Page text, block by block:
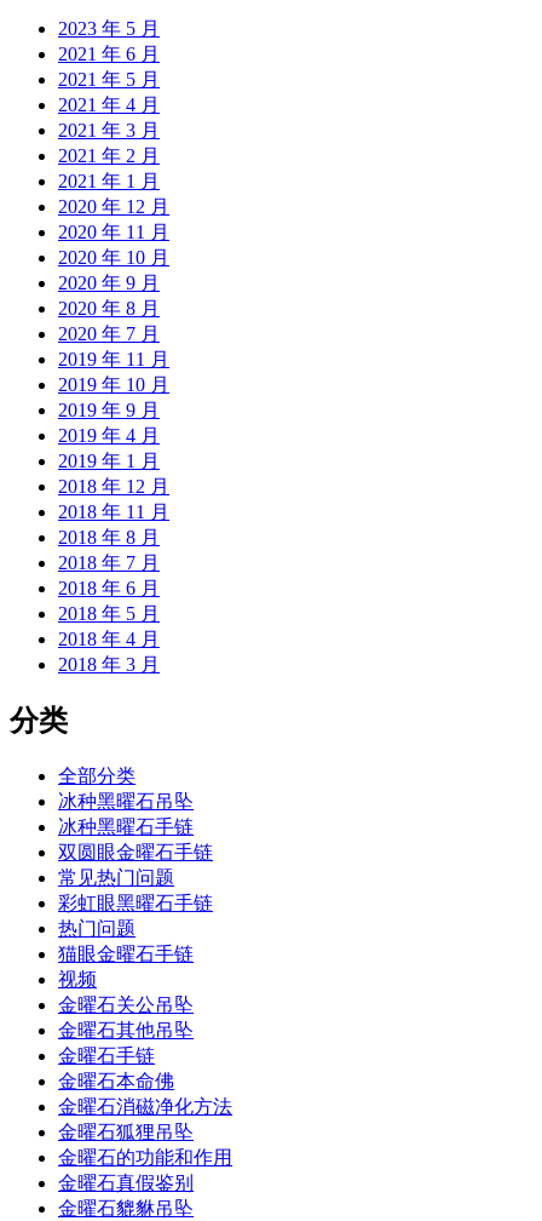
2023 年 5 月
2021 年 6 月
2021 年 5 月
2021 年 4 月
2021 年 3 月
2021 年 2 月
2021 年 1 月
2020 年 12 月
2020 年 11 月
2020 年 10 月
2020 年 9 月
2020 年 8 月
2020 年 7 月
2019 年 11 月
2019 年 10 月
2019 年 9 月
2019 年 4 月
2019 年 1 月
2018 年 12 月
2018 年 11 月
2018 年 8 月
2018 年 7 月
2018 年 6 月
2018 年 5 月
2018 年 4 月
2018 年 3 月
分类
全部分类
冰种黑曜石吊坠
冰种黑曜石手链
双圆眼金曜石手链
常见热门问题
彩虹眼黑曜石手链
热门问题
猫眼金曜石手链
视频
金曜石关公吊坠
金曜石其他吊坠
金曜石手链
金曜石本命佛
金曜石消磁净化方法
金曜石狐狸吊坠
金曜石的功能和作用
金曜石真假鉴别
金曜石貔貅吊坠